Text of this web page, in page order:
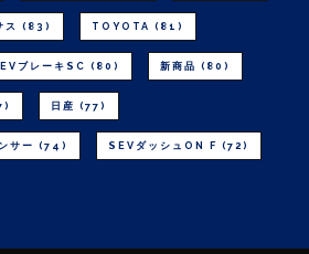
ス (83) TOYOTA (81)
ブレーキSC (80) 新商品 (80)
日産 (77)
サー (74) SEVダッシュON F (72)